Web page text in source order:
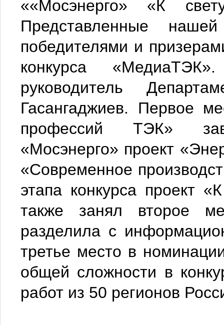
««Мосэнерго» «К
Представленные
победителями и
конкурса
руководитель
Гасангаджиев. Первое
профессий ТЭК»
«Мосэнерго» проект
«Современное
этапа конкурса проект
также занял второе
разделила с
третье место в
общей сложности в
работ из 50 регионов